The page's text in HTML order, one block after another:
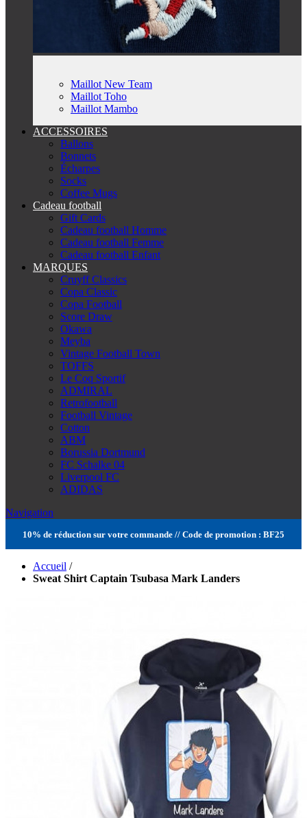
Maillot New Team
Maillot Toho
Maillot Mambo
ACCESSOIRES
Ballons
Bonnets
Écharpes
Socks
Coffee Mugs
Cadeau football
Gift Cards
Cadeau football Homme
Cadeau football Femme
Cadeau football Enfant
MARQUES
Cruyff Classics
Copa Classic
Copa Football
Score Draw
Okawa
Meyba
Vintage Football Town
TOFFS
Le Coq Sportif
ADMIRAL
Retrofootball
Football Vintage
Cotton
ABM
Borussia Dortmund
FC Schalke 04
Liverpool FC
ADIDAS
Navigation
10% de réduction sur votre commande // Code de promotion : BF25
Accueil /
Sweat Shirt Captain Tsubasa Mark Landers